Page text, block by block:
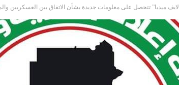
لايف ميديا” تتحصل على معلومات جديدة بشأن الاتفاق بين العسكريين